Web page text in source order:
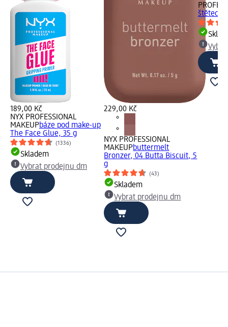
189,00 Kč
NYX PROFESSIONAL
MAKEUPbáze pod make-up
The Face Glue, 35 g
(1336)
Skladem
Vybrat prodejnu dm
229,00 Kč
NYX PROFESSIONAL
MAKEUPbuttermelt
Bronzer, 04 Butta Biscuit, 5
g
(43)
Skladem
Vybrat prodejnu dm
štětec